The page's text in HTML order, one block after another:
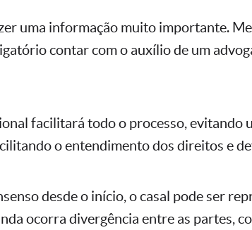
uma informação muito importante.
contar com o auxílio de um
facilitará todo o processo, evitando
o entendimento dos direitos e
desde o início, o casal pode ser
ocorra divergência entre as partes,